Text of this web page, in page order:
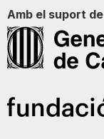
Amb el suport de